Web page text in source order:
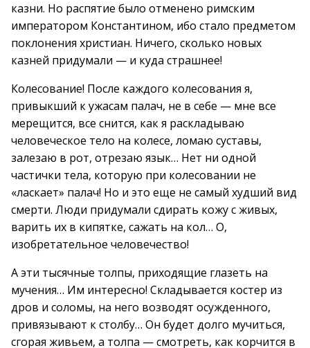
казни. Но распятие было отменено римским
императором Константином, ибо стало предметом
поклонения христиан. Ничего, сколько новых
казней придумали — и куда страшнее!
Колесование! После каждого колесования я,
привыкший к ужасам палач, не в себе — мне все
мерещится, все снится, как я раскладываю
человеческое тело на колесе, ломаю суставы,
залезаю в рот, отрезаю язык… Нет ни одной
частички тела, которую при колесовании не
«ласкает» палач! Но и это еще не самый худший вид
смерти. Люди придумали сдирать кожу с живых,
варить их в кипятке, сажать на кол… О,
изобретательное человечество!
А эти тысячные толпы, приходящие глазеть на
мучения… Им интересно! Складывается костер из
дров и соломы, на него возводят осужденного,
привязывают к столбу… Он будет долго мучиться,
сгорая живьем, а толпа — смотреть, как корчится в